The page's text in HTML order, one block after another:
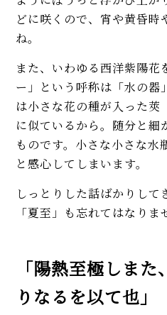
どに咲くので、宵や黄昏時
ね。
また、いわゆる西洋紫陽花
ー」という呼称は「水の器
は小さな花の種が入った莢
に似ているから。随分と細
ものです。小さな小さな水
と感心してしまいます。
しっとりした話ばかりし
「夏至」も忘れてはなりま
「陽熱至極しま
りなるを以て也」